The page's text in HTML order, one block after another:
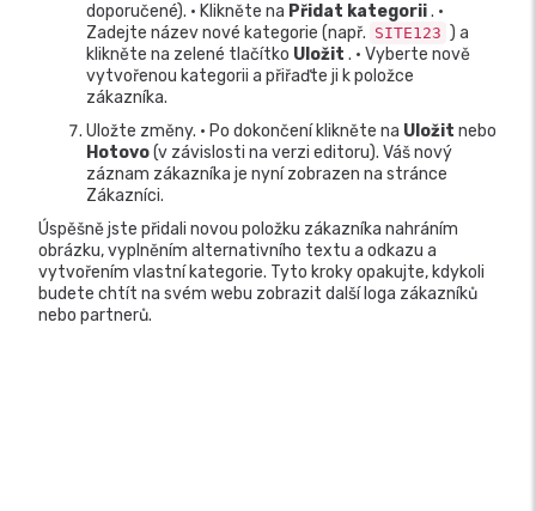
doporučené). • Klikněte na Přidat kategorii. •
Zadejte název nové kategorie (např. SITE123 ) a
klikněte na zelené tlačítko Uložit . • Vyberte nově
vytvořenou kategorii a přiřaďte ji k položce
zákazníka.
Uložte změny. • Po dokončení klikněte na Uložit nebo
Hotovo(v závislosti na verzi editoru). Váš nový
záznam zákazníka je nyní zobrazen na stránce
Zákazníci.
Úspěšně jste přidali novou položku zákazníka nahráním
obrázku, vyplněním alternativního textu a odkazu a
vytvořením vlastní kategorie. Tyto kroky opakujte, kdykoli
budete chtít na svém webu zobrazit další loga zákazníků
nebo partnerů.